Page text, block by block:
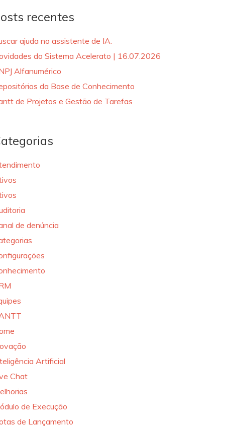
recentes
ajuda no assistente de IA.
do Sistema Acelerato | 16.07.2026
Alfanumérico
da Base de Conhecimento
de Projetos e Gestão de Tarefas
de denúncia
Artificial
Chat
de Execução
de Lançamento